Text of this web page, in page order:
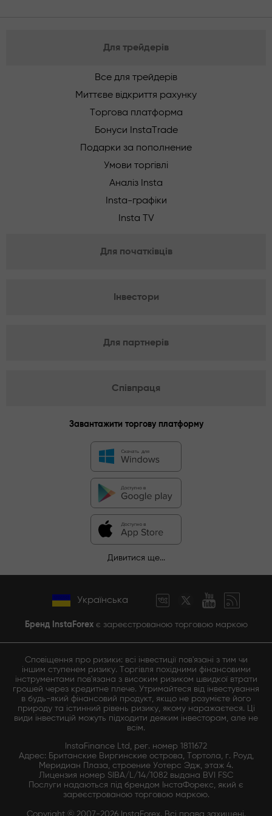
Для трейдерів
Все для трейдерів
Миттєве відкриття рахунку
Торгова платформа
Бонуси InstaTrade
Подарки за пополнение
Умови торгівлі
Аналіз Insta
Insta-графіки
Insta TV
Для початківців
Інвестори
Для партнерів
Співпраця
Завантажити торгову платформу
Дивитися ще...
Українська
Бренд InstaForexє зареєстрованою торговою маркою
Сповіщення про ризики: всі інвестиції пов'язані з тим чи
іншим ступенем ризику. Торгівля похідними фінансовими
інструментами пов'язана з високим ризиком швидкої втрати
грошей через кредитне плече. Утримайтеся від інвестування
в будь-який фінансовий продукт, якщо не розумієте його
природу та істинний рівень ризику, якому наражаєтеся. Ці
види інвестицій можуть підходити деяким інвесторам, але не
всім.
InstaFinance Ltd, рег. номер 1811672
Адрес: Британские Виргинские острова, Тортола, г. Роуд,
Меридиан Плаза, строение Уотерс Эдж, этаж 4.
Лицензия номер SIBA/L/14/1082 выдана BVI FSC
Послуги надаються під брендом ІнстаФорекс, який є
зареєстрованою торговою маркою.
Copyright © 2007-2026 InstaForex. Всі права захищені.